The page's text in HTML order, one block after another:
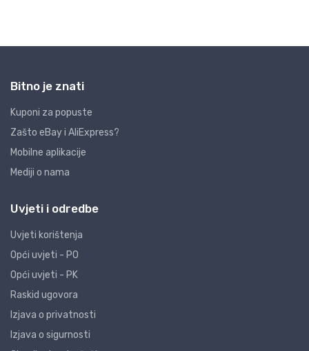
Bitno je znati
Kuponi za popuste
Zašto eBay i AliExpress?
Mobilne aplikacije
Mediji o nama
Uvjeti i odredbe
Uvjeti korištenja
Opći uvjeti - PO
Opći uvjeti - PK
Raskid ugovora
Izjava o privatnosti
Izjava o sigurnosti